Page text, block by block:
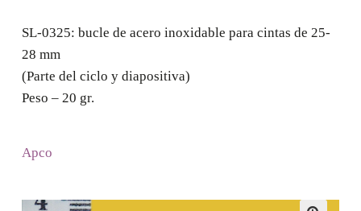
SL-0325: bucle de acero inoxidable para cintas de 25-
28 mm
(Parte del ciclo y diapositiva)
Peso – 20 gr.
Apco